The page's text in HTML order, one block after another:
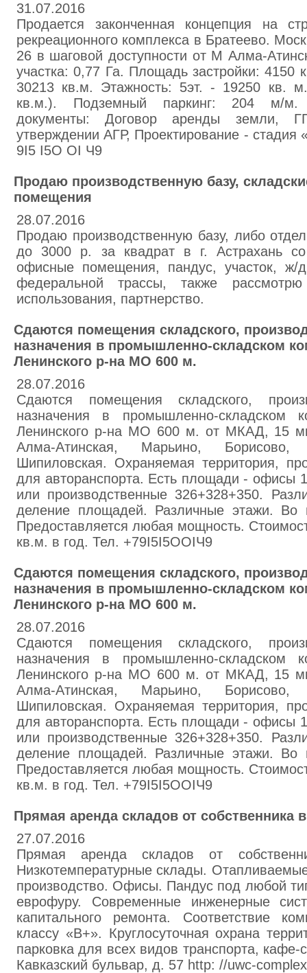
31.07.2016
Продается законченная концепция на
рекреационного комплекса в Братеево.
26 в шаговой доступности от М Алма-
участка: 0,77 Га. Площадь застройки: 4150
30213 кв.м. Этажность: 5эт. - 19250 кв.
кв.м.). Подземный паркинг: 204 м/м.
документы: Договор аренды земли,
утверждении АГР, Проектирование -
9I5 I5O OI Ч9
Продаю производственную базу,
помещения
28.07.2016
Продаю производственную базу, либо
до 3000 р. за квадрат в г. Астрахань
офисные помещения, пандус, участок, ж/
федеральной трассы, также рассмотрю
использования, партнерство.
Сдаются помещения складского,
назначения в промышленно-складском
Ленинского р-на МО 600 м.
28.07.2016
Сдаются помещения складского,
назначения в промышленно-
Ленинского р-на МО 600 м. от МКАД, 15
Алма-Атинская, Марьино, Борисово,
Шипиловская. Охраняемая территория,
для авторанспорта. Есть площади - офисы
или производственные 326+328+350.
деление площадей. Различные этажи. Во
Предоставляется любая мощность.
кв.м. в год. Тел. +79I5I5OOIЧ9
Сдаются помещения складского,
назначения в промышленно-складском
Ленинского р-на МО 600 м.
28.07.2016
Сдаются помещения складского,
назначения в промышленно-
Ленинского р-на МО 600 м. от МКАД, 15
Алма-Атинская, Марьино, Борисово,
Шипиловская. Охраняемая территория,
для авторанспорта. Есть площади - офисы
или производственные 326+328+350.
деление площадей. Различные этажи. Во
Предоставляется любая мощность.
кв.м. в год. Тел. +79I5I5OOIЧ9
Прямая аренда складов от собственника
27.07.2016
Прямая аренда складов от
Низкотемпературные склады.
производство. Офисы. Пандус под любой
еврофуру. Современные инженерные
капитального ремонта. Соответствие
классу «В+». Круглосуточная охрана
парковка для всех видов транспорта,
Кавказский бульвар, д. 57 http: //uwc-